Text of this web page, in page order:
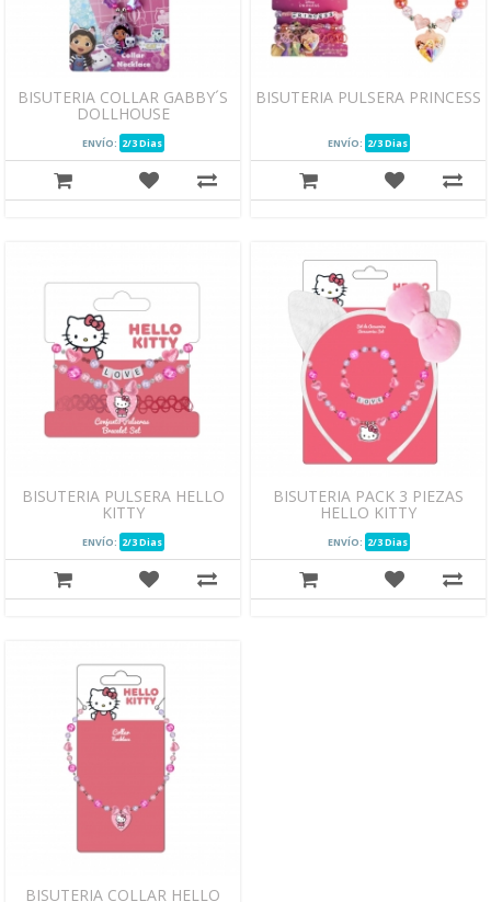
BISUTERIA COLLAR GABBY´S
DOLLHOUSE
ENVÍO: 2/3 Dias
BISUTERIA PULSERA PRINCESS
ENVÍO: 2/3 Dias
BISUTERIA PULSERA HELLO
KITTY
ENVÍO: 2/3 Dias
BISUTERIA PACK 3 PIEZAS
HELLO KITTY
ENVÍO: 2/3 Dias
BISUTERIA COLLAR HELLO